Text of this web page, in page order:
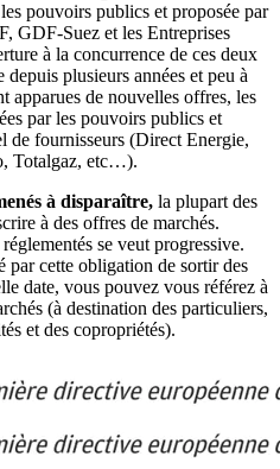
pouvoirs publics et proposée par
GDF-Suez et les Entreprises
à la concurrence de ces deux
plusieurs années et peu à
apparues de nouvelles offres, les
par les pouvoirs publics et
de fournisseurs (Direct Energie,
Totalgaz, etc…).
à disparaître, la plupart des
à des offres de marchés.
se veut progressive.
par cette obligation de sortir des
date, vous pouvez vous référez à
(à destination des particuliers,
et des copropriétés).